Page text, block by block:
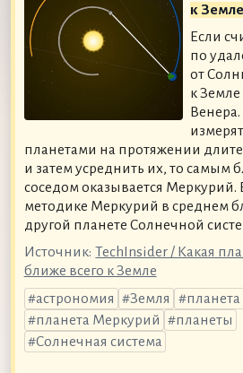
к
Если
по
от
к Земле
планетами на протяжении
и затем усреднить их, то самым
соседом оказывается Меркурий.
методике Меркурий в среднем
другой планете Солнечной
Источник: TechInsider / Какая
ближе всего к Земле
астрономия
Земля
планета Меркурий
планеты
Солнечная система